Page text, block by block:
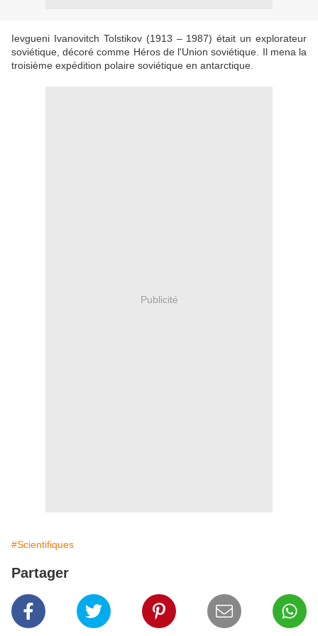
Ievgueni Ivanovitch Tolstikov (1913 – 1987) était un explorateur
soviétique, décoré comme Héros de l'Union soviétique. Il mena la
troisième expédition polaire soviétique en antarctique.
Publicité
#Scientifiques
Partager